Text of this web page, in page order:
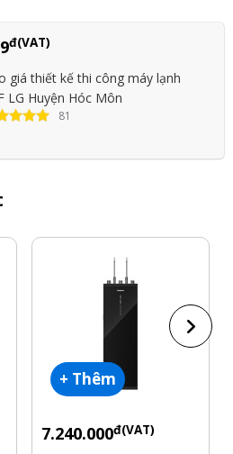
đ(VAT)
giá thiết kế thi công máy lạnh
LG Huyện Hóc Môn
81
+ Thêm
7.240.000đ(VAT)